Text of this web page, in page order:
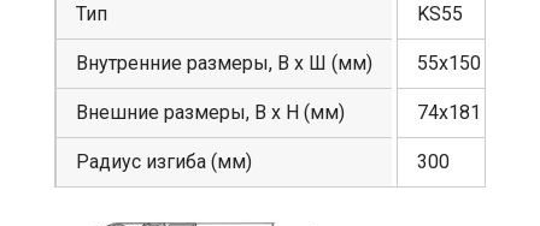
Тип
Внутренние размеры, В х Ш (мм)
Внешние размеры, В х Н (мм)
Радиус изгиба (мм)
KS55
55х150
74х181
300